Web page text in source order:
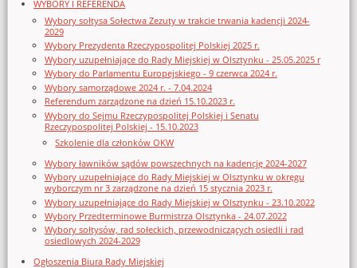
WYBORY I REFERENDA
Wybory sołtysa Sołectwa Zezuty w trakcie trwania kadencji 2024-
2029
Wybory Prezydenta Rzeczypospolitej Polskiej 2025 r.
Wybory uzupełniające do Rady Miejskiej w Olsztynku - 25.05.2025 r
Wybory do Parlamentu Europejskiego - 9 czerwca 2024 r.
Wybory samorządowe 2024 r. - 7.04.2024
Referendum zarządzone na dzień 15.10.2023 r.
Wybory do Sejmu Rzeczypospolitej Polskiej i Senatu
Rzeczypospolitej Polskiej - 15.10.2023
Szkolenie dla członków OKW
Wybory ławników sądów powszechnych na kadencję 2024-2027
Wybory uzupełniające do Rady Miejskiej w Olsztynku w okręgu
wyborczym nr 3 zarządzone na dzień 15 stycznia 2023 r.
Wybory uzupełniające do Rady Miejskiej w Olsztynku - 23.10.2022
Wybory Przedterminowe Burmistrza Olsztynka - 24.07.2022
Wybory sołtysów, rad sołeckich, przewodniczących osiedli i rad
osiedlowych 2024-2029
Ogłoszenia Biura Rady Miejskiej